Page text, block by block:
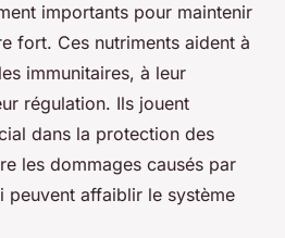
importants pour maintenir
fort. Ces nutriments aident à
immunitaires, à leur
régulation. Ils jouent
dans la protection des
les dommages causés par
peuvent affaiblir le système